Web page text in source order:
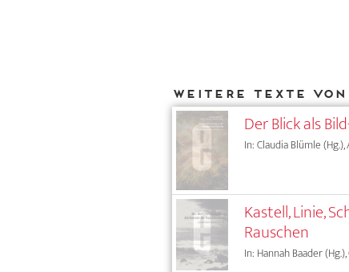
Weitere Texte von
Der Blick als
In: Claudia Blümle
Kastell, Linie,
Rauschen
In: Hannah Baader